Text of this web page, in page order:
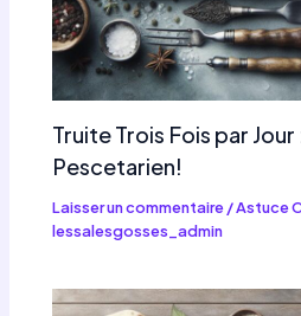
Truite Trois Fois par Jour
Pescetarien!
Laisser un commentaire/Astuce
lessalesgosses_admin